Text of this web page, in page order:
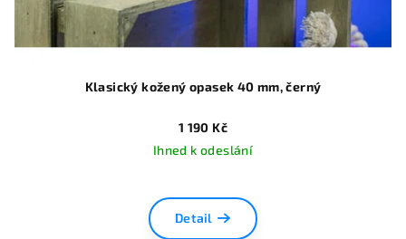
Klasický kožený opasek 40 mm, černý
1 190 Kč
Ihned k odeslání
Detail